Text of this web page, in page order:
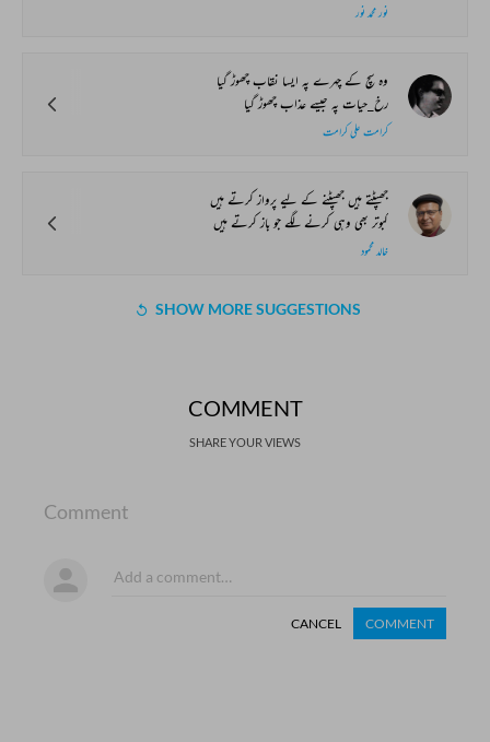
نور محمد نور
وہ سچ کے چہرے پہ ایسا نقاب چھوڑ گیا
رخ_حیات پہ جیسے عذاب چھوڑ گیا
کرامت علی کرامت
جھپٹتے ہیں جھپٹنے کے لیے پرواز کرتے ہیں
کبوتر بھی وہی کرنے لگے جو باز کرتے ہیں
خالد محمود
SHOW MORE SUGGESTIONS
COMMENT
SHARE YOUR VIEWS
Comment
CANCEL COMMENT